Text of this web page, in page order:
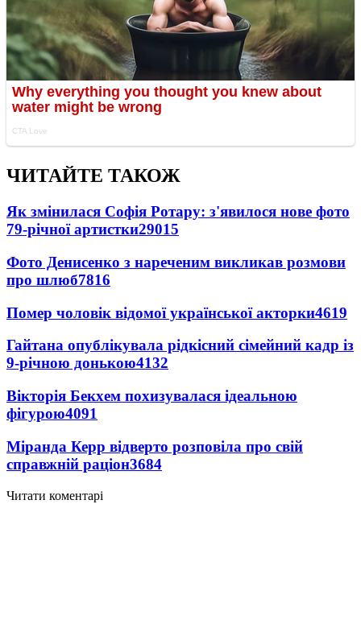
ЧИТАЙТЕ ТАКОЖ
Як змінилася Софія Ротару: з'явилося нове фото
79-річної артистки29015
Фото Денисенко з нареченим викликав розмови
про шлюб7816
Помер чоловік відомої української акторки4619
Гайтана опублікувала рідкісний сімейний кадр із
9-річною донькою4132
Вікторія Бекхем похизувалася ідеальною
фігурою4091
Міранда Керр відверто розповіла про свій
справжній раціон3684
Читати коментарі